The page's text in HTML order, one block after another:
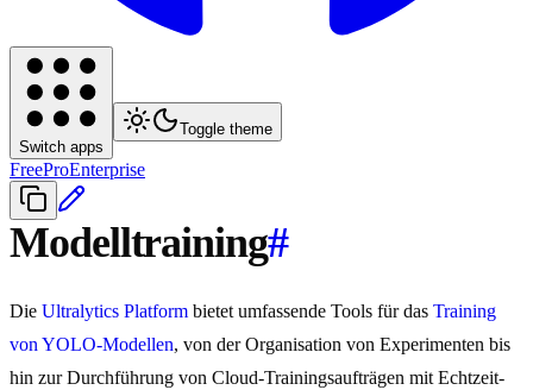
Switch apps
Toggle theme
FreeProEnterprise
Modelltraining#
Die Ultralytics Platform bietet umfassende Tools für das Training
von YOLO-Modellen, von der Organisation von Experimenten bis
hin zur Durchführung von Cloud-Trainingsaufträgen mit Echtzeit-